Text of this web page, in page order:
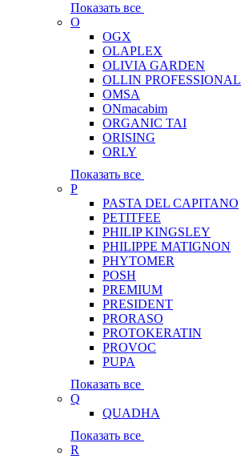
Показать все
O
OGX
OLAPLEX
OLIVIA GARDEN
OLLIN PROFESSIONAL
OMSA
ONmacabim
ORGANIC TAI
ORISING
ORLY
Показать все
P
PASTA DEL CAPITANO
PETITFEE
PHILIP KINGSLEY
PHILIPPE MATIGNON
PHYTOMER
POSH
PREMIUM
PRESIDENT
PRORASO
PROTOKERATIN
PROVOC
PUPA
Показать все
Q
QUADHA
Показать все
R